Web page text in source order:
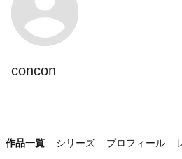
concon
作品一覧 シリーズ プロフィール